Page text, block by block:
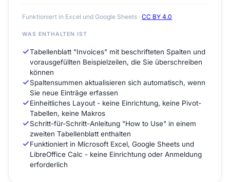
Funktioniert in Excel und Google Sheets · CC BY 4.0
WAS ENTHALTEN IST
Tabellenblatt "Invoices" mit beschrifteten Spalten und
vorausgefüllten Beispielzeilen, die Sie überschreiben
können
Spaltensummen aktualisieren sich automatisch, wenn
Sie neue Einträge erfassen
Einheitliches Layout - keine Einrichtung, keine Pivot-
Tabellen, keine Makros
Schritt-für-Schritt-Anleitung "How to Use" in einem
zweiten Tabellenblatt enthalten
Funktioniert in Microsoft Excel, Google Sheets und
LibreOffice Calc - keine Einrichtung oder Anmeldung
erforderlich